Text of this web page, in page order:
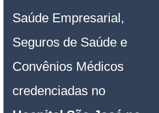
Saúde Empresarial,
Seguros de Saúde e
Convênios Médicos
credenciadas no